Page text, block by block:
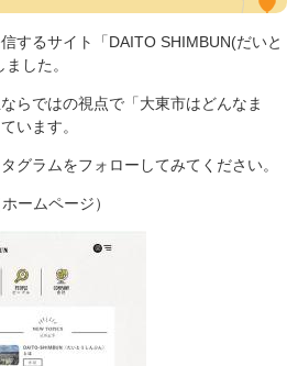
するサイト「DAITO SHIMBUN(だいと
した。
らではの視点で「大東市はどんなま
います。
グラムをフォローしてみてください。
ホームページ）